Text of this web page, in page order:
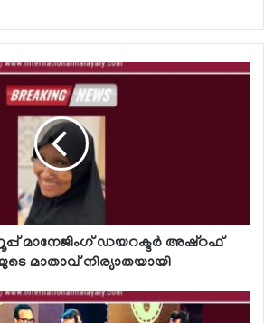
മാനേജിംഗ് ഡയറക്ടര്‍ അഷ്‌റഫ്
മാതാവ് നിര്യാതയായി